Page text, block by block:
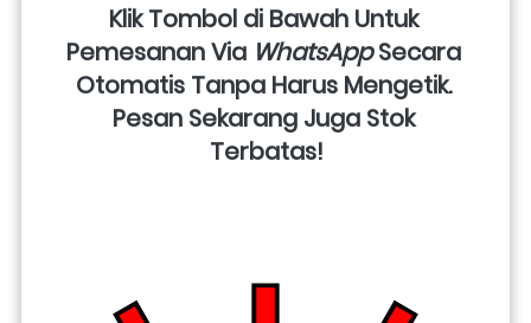
Klik Tombol di Bawah Untuk
Pemesanan Via WhatsApp Secara
Otomatis Tanpa Harus Mengetik.
Pesan Sekarang Juga Stok
Terbatas!